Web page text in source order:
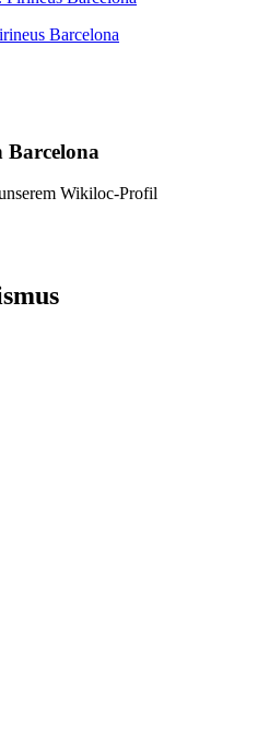
Barcelona
Barcelona
Wikiloc-Profil